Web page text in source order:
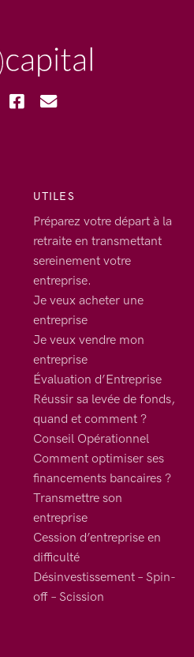
UTILES
Préparez votre départ à la
retraite en transmettant
sereinement votre
entreprise.
Je veux acheter une
entreprise
Je veux vendre mon
entreprise
Évaluation d’Entreprise
Réussir sa levée de fonds,
quand et comment ?
Conseil Opérationnel
Comment optimiser ses
financements bancaires ?
Transmettre son
entreprise
Cession d’entreprise en
difficulté
Désinvestissement – Spin-
off – Scission